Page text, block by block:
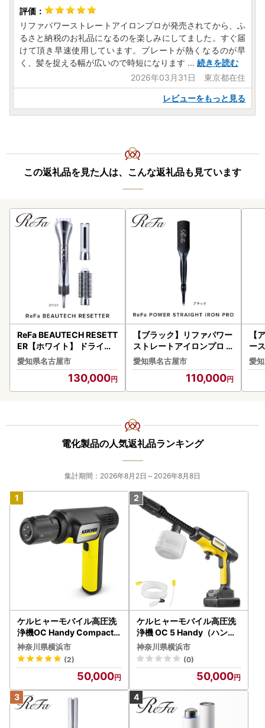
リファパワーストレートアイロンプロが発売されてから、ふ
るさと納税のお礼品になるのを楽しみにしてました。すぐ届
けて頂き早速使用しています。プレートが熱くなるのが早
く、髪を捉える幅が広いので時短になります ... 続きを読む
2026年03月31日 東京都在住
レビューをもっと見る
この返礼品を見た人は、こんな返礼品も見ています
ReFa BEAUTECH RESETT
ER【ホワイト】 ドライヤ
ー 家電 ヘアケア リファ ド
ライヤー
愛知県名古屋市
130,000
【ブラック】リファパワー
ストレートアイロンプロ
｜ 家電 美容 アイロン
愛知県名古屋市
110,000
【
ー
｜
愛
電化製品の人気返礼品ランキング
集計期間：2026年8月2日～2026年8月8日
ケルヒャーモバイル高圧洗
浄機OC Handy Compact
（ハンディエア） APV000
7
神奈川県横浜市
(2)
50,000
ケルヒャーモバイル高圧洗
浄機 OC 5 Handy（ハンデ
ィジェット） APV0006
神奈川県横浜市
(0)
50,000